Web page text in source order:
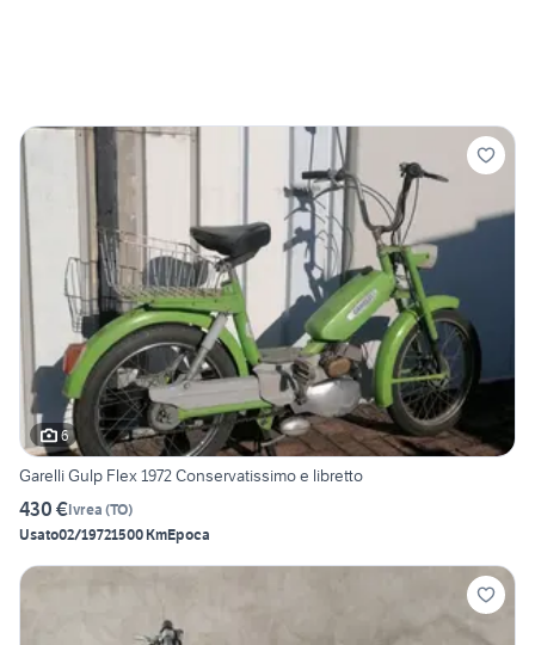
6
Garelli Gulp Flex 1972 Conservatissimo e libretto
430 €Ivrea (TO)
Usato02/19721500 KmEpoca